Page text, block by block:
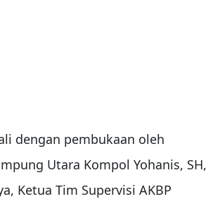
dengan pembukaan oleh
Utara Kompol Yohanis, SH,
Ketua Tim Supervisi AKBP